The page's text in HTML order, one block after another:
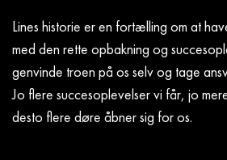
Lines historie er en fortælling om at
med den rette opbakning og
genvinde troen på os selv og tage
Jo flere succesoplevelser vi får, jo
desto flere døre åbner sig for os.